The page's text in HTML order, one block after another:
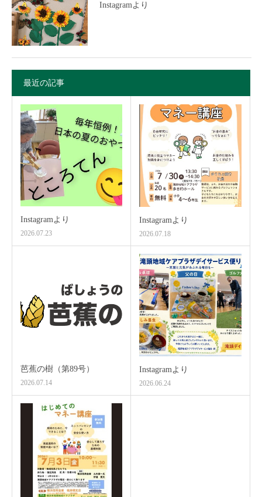
Instagramより
最近の記事
Instagramより
2026.07.23
Instagramより
2026.07.18
芭蕉の樹（第89号）
2026.07.14
Instagramより
2026.06.24